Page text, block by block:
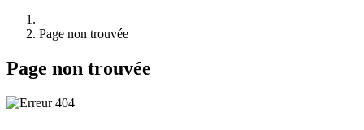
Page non trouvée
Page non trouvée